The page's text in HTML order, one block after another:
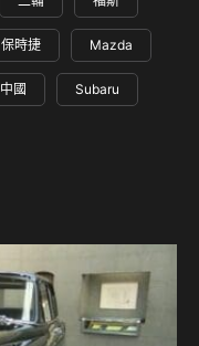
保時捷 Mazda
中國 Subaru